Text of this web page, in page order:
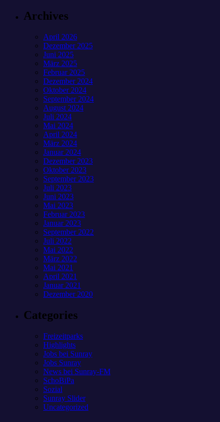
Archives
April 2026
Dezember 2025
Juni 2025
März 2025
Februar 2025
Dezember 2024
Oktober 2024
September 2024
August 2024
Juli 2024
Mai 2024
April 2024
März 2024
Januar 2024
Dezember 2023
Oktober 2023
September 2023
Juli 2023
Juni 2023
Mai 2023
Februar 2023
Januar 2023
September 2022
Juli 2022
Mai 2022
März 2022
Mai 2021
April 2021
Januar 2021
Dezember 2020
Categories
Freizeitparks
Highlights
Jobs bei Sunray
Jobs Sunray
News bei Sunray-FM
SchoBiPa
Sozial
Sunray Slider
Uncategorized